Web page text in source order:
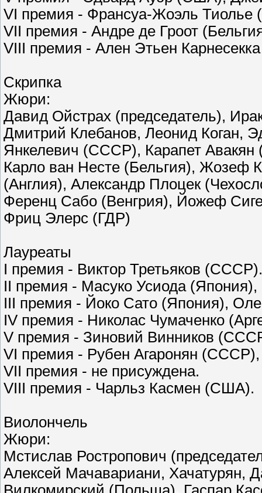
VI премия - Франсуа-Жоэль
VII премия - Андре де Гроот
VIII премия - Ален Этьен
Скрипка
Жюри:
Давид Ойстрах (председатель),
Дмитрий Клебанов, Леонид Коган,
Янкелевич (СССР), Карапет
Карло ван Несте (Бельгия),
(Англия), Александр Плоцек
Ференц Сабо (Венгрия), Йожеф
Фриц Элерс (ГДР)
Лауреаты
I премия - Виктор Третьяков
II премия - Масуко Усиода
III премия - Йоко Сато (Япония),
IV премия - Николас Чумаченко
V премия - Зиновий Винников
VI премия - Рубен Агаронян
VII премия - не присуждена.
VIII премия - Чарльз Касмен (США).
Виолончель
Жюри:
Мстислав Ростропович
Алексей Мачавариани,